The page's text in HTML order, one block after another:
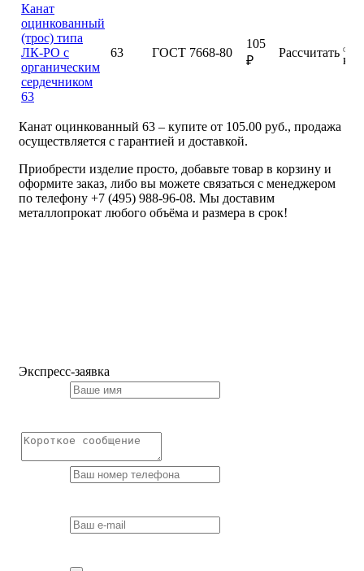
Канат
оцинкованный
(трос) типа
ЛК-РО с
органическим
сердечником
63
63 ГОСТ 7668-80
105
₽
Рассчитать
Канат оцинкованный 63 – купите от 105.00 руб., продажа
осуществляется с гарантией и доставкой.
Приобрести изделие просто, добавьте товар в корзину и
оформите заказ, либо вы можете связаться с менеджером
по телефону +7 (495) 988-96-08. Мы доставим
металлопрокат любого объёма и размера в срок!
Экспресс-заявка